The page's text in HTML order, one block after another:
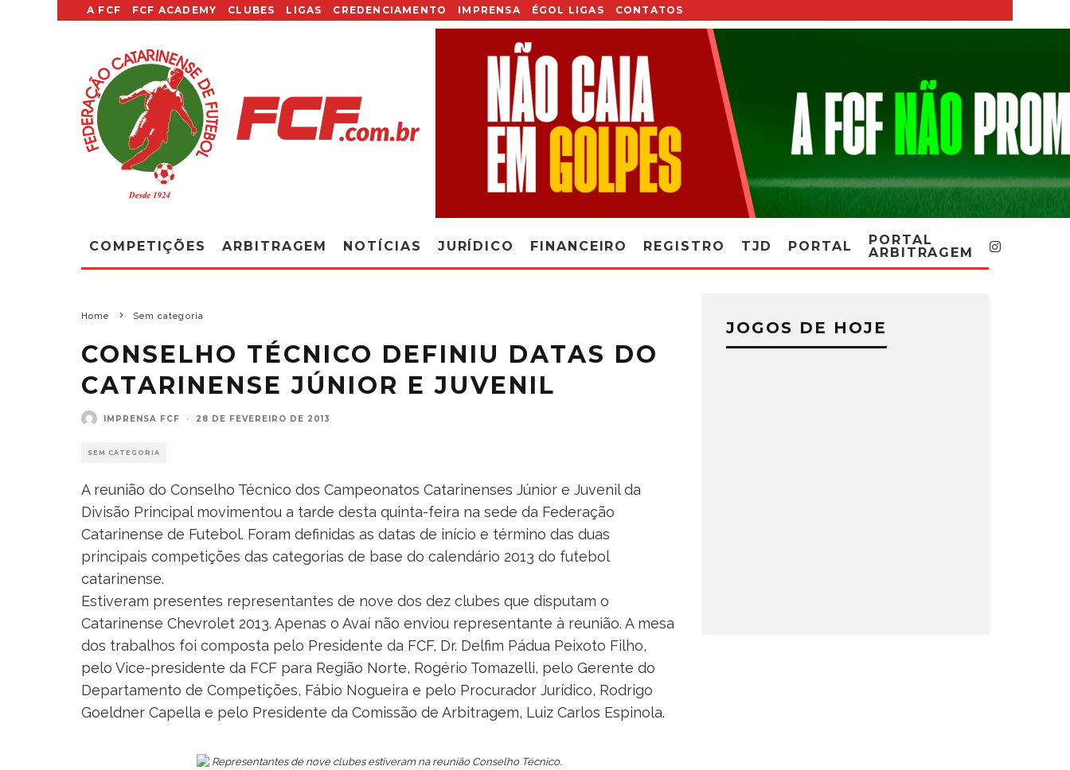
A FCF FCF ACADEMY CLUBES LIGAS CREDENCIAMENTO IMPRENSA ÉGOL LIGAS CONTATOS
COMPETIÇÕES ARBITRAGEM NOTÍCIAS JURÍDICO FINANCEIRO REGISTRO TJD PORTAL
PORTAL
ARBITRAGEM
Home Sem categoria
CONSELHO TÉCNICO DEFINIU DATAS DO
CATARINENSE JÚNIOR E JUVENIL
IMPRENSA FCF · 28 DE FEVEREIRO DE 2013
SEM CATEGORIA
A reunião do Conselho Técnico dos Campeonatos Catarinenses Júnior e Juvenil da
Divisão Principal movimentou a tarde desta quinta-feira na sede da Federação
Catarinense de Futebol. Foram definidas as datas de início e término das duas
principais competições das categorias de base do calendário 2013 do futebol
catarinense.
Estiveram presentes representantes de nove dos dez clubes que disputam o
Catarinense Chevrolet 2013. Apenas o Avaí não enviou representante à reunião. A mesa
dos trabalhos foi composta pelo Presidente da FCF, Dr. Delfim Pádua Peixoto Filho,
pelo Vice-presidente da FCF para Região Norte, Rogério Tomazelli, pelo Gerente do
Departamento de Competições, Fábio Nogueira e pelo Procurador Jurídico, Rodrigo
Goeldner Capella e pelo Presidente da Comissão de Arbitragem, Luiz Carlos Espinola.
JOGOS DE HOJE